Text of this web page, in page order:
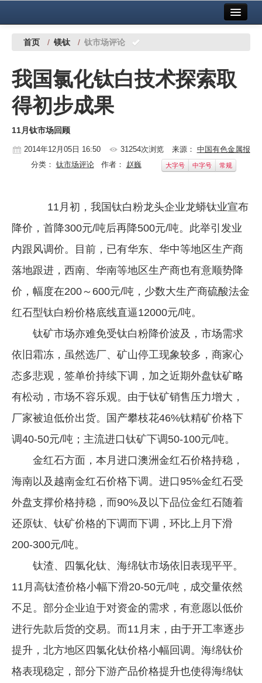
中国有色金属报社主办 广告服务
铜镍铅锌
铝
稀有稀土
有色市场
地矿 建设
党建工作
行情报价
数字报
首页 / 镁钛 / 钛市场评论
我国氯化钛白技术探索取
得初步成果
11月钛市场回顾
2014年12月05日 16:50 31254次浏览 来源： 中国有色金属报
分类： 钛市场评论作者： 赵巍 大字号 中字号 常规
11月初，我国钛白粉龙头企业龙蟒钛业宣布
降价，首降300元/吨后再降500元/吨。此举引发业
内跟风调价。目前，已有华东、华中等地区生产商
落地跟进，西南、华南等地区生产商也有意顺势降
价，幅度在200～600元/吨，少数大生产商硫酸法金
红石型钛白粉价格底线直逼12000元/吨。
钛矿市场亦难免受钛白粉降价波及，市场需求
依旧霜冻，虽然选厂、矿山停工现象较多，商家心
态多悲观，签单价持续下调，加之近期外盘钛矿略
有松动，市场不容乐观。由于钛矿销售压力增大，
厂家被迫低价出货。国产攀枝花46%钛精矿价格下
调40-50元/吨；主流进口钛矿下调50-100元/吨。
金红石方面，本月进口澳洲金红石价格持稳，
海南以及越南金红石价格下调。进口95%金红石受
外盘支撑价格持稳，而90%及以下品位金红石随着
还原钛、钛矿价格的下调而下调，环比上月下滑
200-300元/吨。
钛渣、四氯化钛、海绵钛市场依旧表现平平。
11月高钛渣价格小幅下滑20-50元/吨，成交量依然
不足。部分企业迫于对资金的需求，有意愿以低价
进行先款后货的交易。而11月末，由于开工率逐步
提升，北方地区四氯化钛价格小幅回调。海绵钛价
格表现稳定，部分下游产品价格提升也使得海绵钛